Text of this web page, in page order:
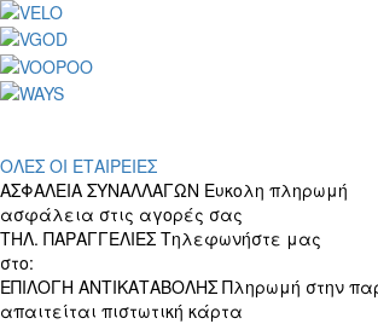
ΟΛΕΣ ΟΙ ΕΤΑΙΡΕΙΕΣ
ΑΣΦΑΛΕΙΑ ΣΥΝΑΛΛΑΓΩΝ Ευκολη πληρωμή
ασφάλεια στις αγορές σας
ΤΗΛ. ΠΑΡΑΓΓΕΛΙΕΣ Τηλεφωνήστε μας
στο:
ΕΠΙΛΟΓΗ ΑΝΤΙΚΑΤΑΒΟΛΗΣ Πληρωμή στην
απαιτείται πιστωτική κάρτα